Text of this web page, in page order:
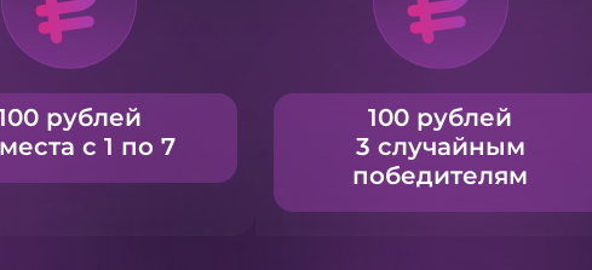
рублей
с 1 по 7
100 рублей
3 случайным
победителям